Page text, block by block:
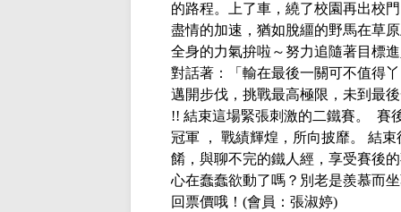
的路程。上了車，繞了校園再出校
盡情的加速，猶如脫繮的野馬在草
全身的力氣拚啦～努力追隨著目標
對話著：「輸在最後一關可不值得
邁開步伐，挑戰最高極限，未到最
!! 結束這場緊張刺激的二鐵賽。 賽
冠軍 ， 戰績輝煌，所向披靡。 結
餚，與聊不完的鐵人經，享受賽後
心在蠢蠢欲動了嗎？別老是羨慕而
回票價哦！ (會員 ： 張淑婷)